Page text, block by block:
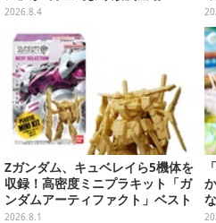
ローキティ、はぴだんぶいなど全
2026.8.4
Zガンダム、キュベレイら5機体を
収録！高密度ミニプラキット「ガ
ンダムアーティファクト」ベスト
セレクションが10月発売
2026.8.1